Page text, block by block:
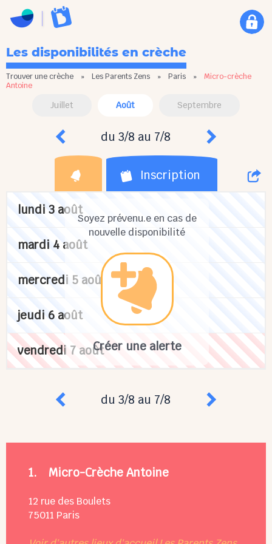
Les disponibilités en crèche
Trouver une crèche » Les Parents Zens » Paris » Micro-crèche
Antoine
Juillet Août Septembre
du 3/8 au 7/8
Inscription
Soyez prévenu.e en cas de
nouvelle disponibilité
Créer une alerte
lundi 3 août
mardi 4 août
mercredi 5 août
jeudi 6 août
vendredi 7 août
du 3/8 au 7/8
1. Micro-Crèche Antoine
12 rue des Boulets
75011 Paris